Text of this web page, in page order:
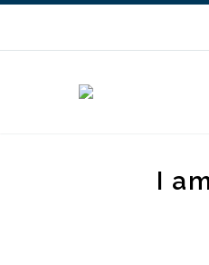
I